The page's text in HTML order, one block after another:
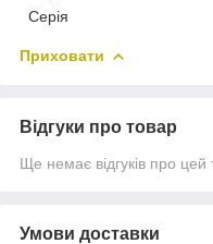
Серія
Приховати
Відгуки про товар
Ще немає відгуків про цей
Умови доставки